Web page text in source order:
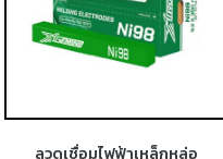
ลวดเชื่อมไฟฟ้าเหล็กหล่อ